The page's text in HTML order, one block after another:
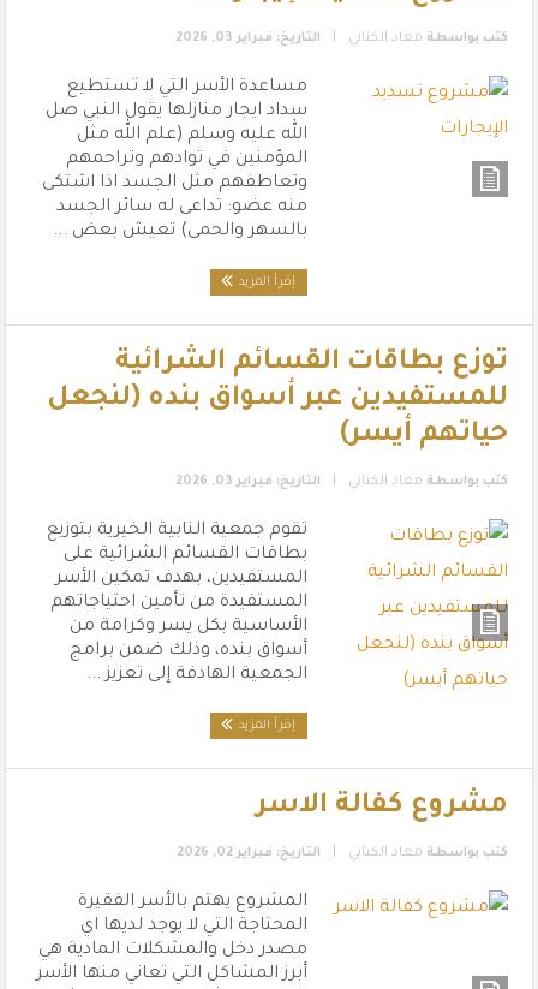
كتب بواسطة معاذ الكناني التاريخ: فبراير 03, 2026
مساعدة الأسر التي لا تستطيع
سداد ايجار منازلها يقول النبي صل
الله عليه وسلم (علم الله مثل
المؤمنين في توادهم وتراحمهم
وتعاطفهم مثل الجسد اذا اشتكى
منه عضو: تداعى له سائر الجسد
بالسهر والحمى) تعيش بعض ...
إقرأ المزيد
توزع بطاقات القسائم الشرائية
للمستفيدين عبر أسواق بنده (لنجعل
حياتهم أيسر)
كتب بواسطة معاذ الكناني التاريخ: فبراير 03, 2026
تقوم جمعية النابية الخيرية بتوزيع
بطاقات القسائم الشرائية على
المستفيدين، بهدف تمكين الأسر
المستفيدة من تأمين احتياجاتهم
الأساسية بكل يسر وكرامة من
أسواق بنده، وذلك ضمن برامج
الجمعية الهادفة إلى تعزيز ...
إقرأ المزيد
مشروع كفالة الاسر
كتب بواسطة معاذ الكناني التاريخ: فبراير 02, 2026
المشروع يهتم بالأسر الفقيرة
المحتاجة التي لا يوجد لديها اي
مصدر دخل والمشكلات المادية هي
أبرز المشاكل التي تعاني منها الأسر